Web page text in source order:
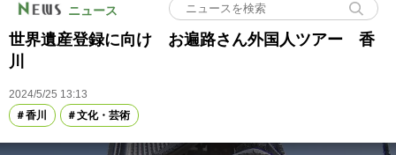
ニュース
世界遺産登録に向け お遍路さん外国人ツアー 香
川
2024/5/25 13:13
香川
文化・芸術